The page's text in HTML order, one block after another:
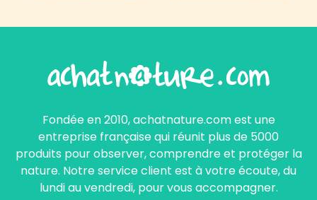
Fondée en 2010, achatnature.com est une
entreprise française qui réunit plus de 5000
produits pour observer, comprendre et protéger la
nature. Notre service client est à votre écoute, du
lundi au vendredi, pour vous accompagner.